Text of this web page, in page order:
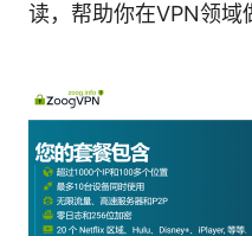
读，帮助你在VPN领域